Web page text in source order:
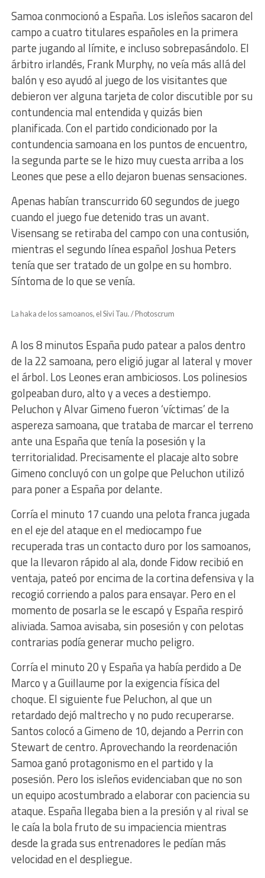
Samoa conmocionó a España. Los isleños sacaron del
campo a cuatro titulares españoles en la primera
parte jugando al límite, e incluso sobrepasándolo. El
árbitro irlandés, Frank Murphy, no veía más allá del
balón y eso ayudó al juego de los visitantes que
debieron ver alguna tarjeta de color discutible por su
contundencia mal entendida y quizás bien
planificada. Con el partido condicionado por la
contundencia samoana en los puntos de encuentro,
la segunda parte se le hizo muy cuesta arriba a los
Leones que pese a ello dejaron buenas sensaciones.
Apenas habían transcurrido 60 segundos de juego
cuando el juego fue detenido tras un avant.
Visensang se retiraba del campo con una contusión,
mientras el segundo línea español Joshua Peters
tenía que ser tratado de un golpe en su hombro.
Síntoma de lo que se venía.
La haka de los samoanos, el Sivi Tau. / Photoscrum
A los 8 minutos España pudo patear a palos dentro
de la 22 samoana, pero eligió jugar al lateral y mover
el árbol. Los Leones eran ambiciosos. Los polinesios
golpeaban duro, alto y a veces a destiempo.
Peluchon y Alvar Gimeno fueron ‘víctimas’ de la
aspereza samoana, que trataba de marcar el terreno
ante una España que tenía la posesión y la
territorialidad. Precisamente el placaje alto sobre
Gimeno concluyó con un golpe que Peluchon utilizó
para poner a España por delante.
Corría el minuto 17 cuando una pelota franca jugada
en el eje del ataque en el mediocampo fue
recuperada tras un contacto duro por los samoanos,
que la llevaron rápido al ala, donde Fidow recibió en
ventaja, pateó por encima de la cortina defensiva y la
recogió corriendo a palos para ensayar. Pero en el
momento de posarla se le escapó y España respiró
aliviada. Samoa avisaba, sin posesión y con pelotas
contrarias podía generar mucho peligro.
Corría el minuto 20 y España ya había perdido a De
Marco y a Guillaume por la exigencia física del
choque. El siguiente fue Peluchon, al que un
retardado dejó maltrecho y no pudo recuperarse.
Santos colocó a Gimeno de 10, dejando a Perrin con
Stewart de centro. Aprovechando la reordenación
Samoa ganó protagonismo en el partido y la
posesión. Pero los isleños evidenciaban que no son
un equipo acostumbrado a elaborar con paciencia su
ataque. España llegaba bien a la presión y al rival se
le caía la bola fruto de su impaciencia mientras
desde la grada sus entrenadores le pedían más
velocidad en el despliegue.